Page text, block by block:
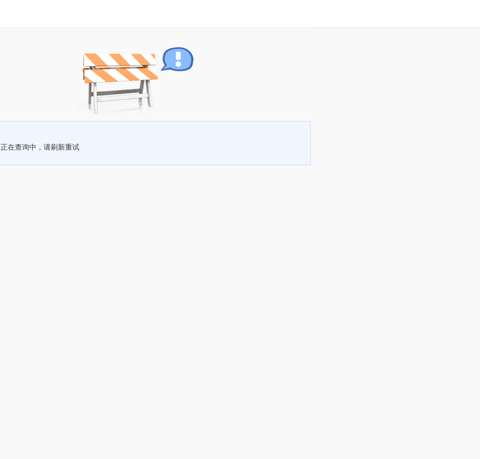
正在查询中，请刷新重试